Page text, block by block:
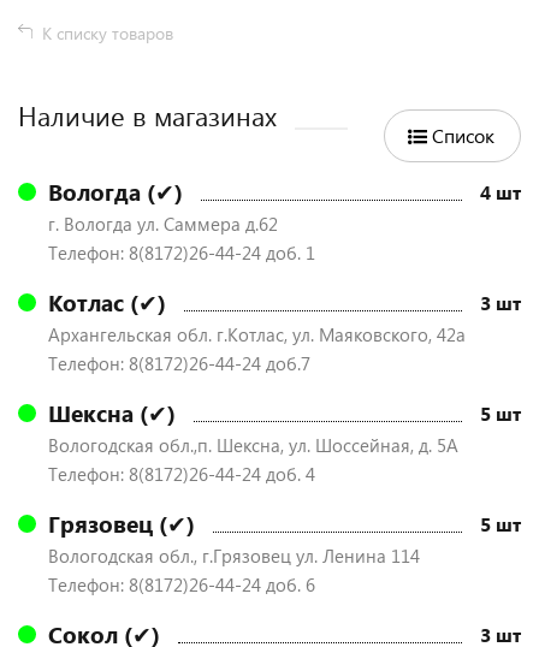
К списку товаров
Наличие в магазинах
Список
Вологда (✔) 4 шт
г. Вологда ул. Саммера д.62
Телефон: 8(8172)26-44-24 доб. 1
Котлас (✔) 3 шт
Архангельская обл. г.Котлас, ул. Маяковского, 42а
Телефон: 8(8172)26-44-24 доб.7
Шексна (✔) 5 шт
Вологодская обл.,п. Шексна, ул. Шоссейная, д. 5А
Телефон: 8(8172)26-44-24 доб. 4
Грязовец (✔) 5 шт
Вологодская обл., г.Грязовец ул. Ленина 114
Телефон: 8(8172)26-44-24 доб. 6
Сокол (✔) 3 шт